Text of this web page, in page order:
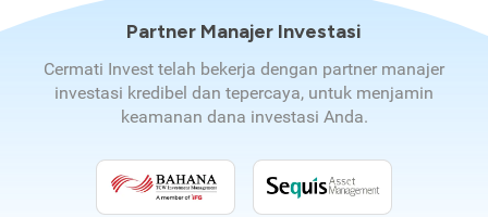
Partner Manajer Investasi
Cermati Invest telah bekerja dengan partner manajer
investasi kredibel dan tepercaya, untuk menjamin
keamanan dana investasi Anda.